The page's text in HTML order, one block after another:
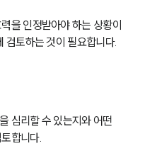
을 인정받아야 하는 상황이
검토하는 것이 필요합니다.
심리할 수 있는지와 어떤
합니다.